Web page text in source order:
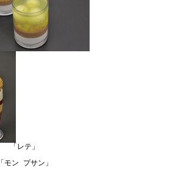
「レテ」
「モン プサン」